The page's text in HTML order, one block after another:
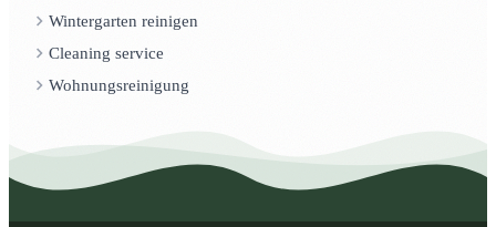
Wintergarten reinigen
Cleaning service
Wohnungsreinigung